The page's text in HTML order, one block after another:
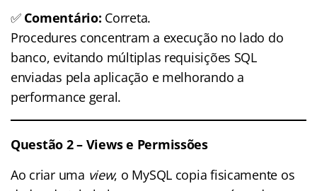
✅ Comentário: Correta.
Procedures concentram a execução no lado do
banco, evitando múltiplas requisições SQL
enviadas pela aplicação e melhorando a
performance geral.
Questão 2 – Views e Permissões
Ao criar uma view, o MySQL copia fisicamente os